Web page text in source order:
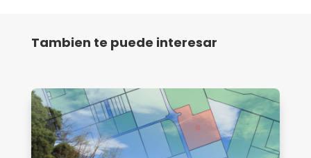
Tambien te puede interesar